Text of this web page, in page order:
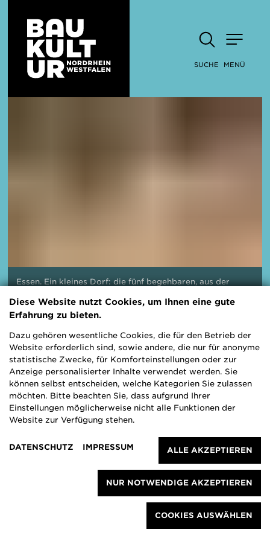
SUCHE MENÜ
Essen. Ein kleines Dorf: die fünf begehbaren, aus der
Ausstellungsarchitekur stammt vom Düsseldorfer Büro
n/t/k - nowakteufelknyrim. Foto: Claudia Dreyße
Alle wollen wohnen.
Gerecht. Sozial. Bezahlbar
Wohnen wollen alle Menschen. Doch nach
Jahren eines ausgeglichenen Wohnungsmarktes
sind “bezahlbare” Wohnungen für einen großen
Teil unserer Gesellschaft zu einer Mangelware
geworden. Einen Blick auf die Facetten des
Diese Website nutzt Cookies, um Ihnen eine gute
Erfahrung zu bieten.
Dazu gehören wesentliche Cookies, die für den Betrieb der
Website erforderlich sind, sowie andere, die nur für anonyme
statistische Zwecke, für Komforteinstellungen oder zur
Anzeige personalisierter Inhalte verwendet werden. Sie
können selbst entscheiden, welche Kategorien Sie zulassen
möchten. Bitte beachten Sie, dass aufgrund Ihrer
Einstellungen möglicherweise nicht alle Funktionen der
Website zur Verfügung stehen.
ALLE AKZEPTIEREN
NUR NOTWENDIGE AKZEPTIEREN
COOKIES AUSWÄHLEN
DATENSCHUTZ IMPRESSUM